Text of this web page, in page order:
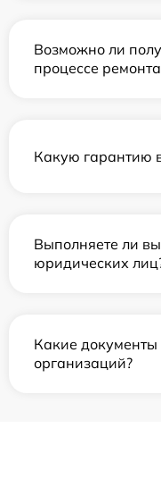
Возможно ли
процессе
Какую гарантию
Выполняете ли
юридических
Какие
организаций?